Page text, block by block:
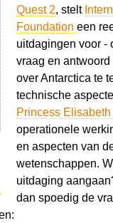
Quest 2, stelt
Foundation een
uitdagingen voor -
vraag en
over Antarctica te
technische
Princess
operationele
en aspecten van
wetenschappen.
uitdaging
dan spoedig de